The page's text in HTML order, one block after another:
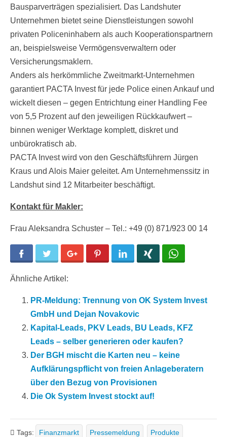
Bausparverträgen spezialisiert. Das Landshuter
Unternehmen bietet seine Dienstleistungen sowohl
privaten Policeninhabern als auch Kooperationspartnern
an, beispielsweise Vermögensverwaltern oder
Versicherungsmaklern.
Anders als herkömmliche Zweitmarkt-Unternehmen
garantiert PACTA Invest für jede Police einen Ankauf und
wickelt diesen – gegen Entrichtung einer Handling Fee
von 5,5 Prozent auf den jeweiligen Rückkaufwert –
binnen weniger Werktage komplett, diskret und
unbürokratisch ab.
PACTA Invest wird von den Geschäftsführern Jürgen
Kraus und Alois Maier geleitet. Am Unternehmenssitz in
Landshut sind 12 Mitarbeiter beschäftigt.
Kontakt für Makler:
Frau Aleksandra Schuster – Tel.: +49 (0) 871/923 00 14
Facebook Twitter Google+ Pinterest LinkedIn
Ähnliche Artikel:
PR-Meldung: Trennung von OK System Invest
GmbH und Dejan Novakovic
Kapital-Leads, PKV Leads, BU Leads, KFZ
Leads – selber generieren oder kaufen?
Der BGH mischt die Karten neu – keine
Aufklärungspflicht von freien Anlageberatern
über den Bezug von Provisionen
Die Ok System Invest stockt auf!
Tags: Finanzmarkt Pressemeldung Produkte